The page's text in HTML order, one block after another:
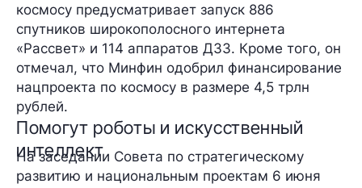
космосу предусматривает запуск 886
спутников широкополосного интернета
«Рассвет» и 114 аппаратов ДЗЗ. Кроме того, он
отмечал, что Минфин одобрил финансирование
нацпроекта по космосу в размере 4,5 трлн
рублей.
Помогут роботы и искусственный
интеллект
На заседании Совета по стратегическому
развитию и национальным проектам 6 июня